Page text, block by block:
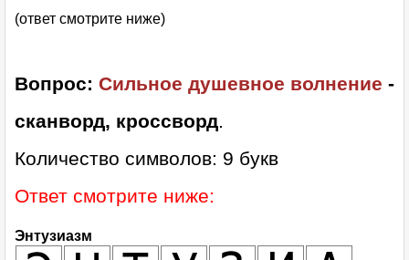
(ответ смотрите ниже)
Вопрос: Сильное душевное волнение -
сканворд, кроссворд.
Количество символов: 9 букв
Ответ смотрите ниже:
Энтузиазм